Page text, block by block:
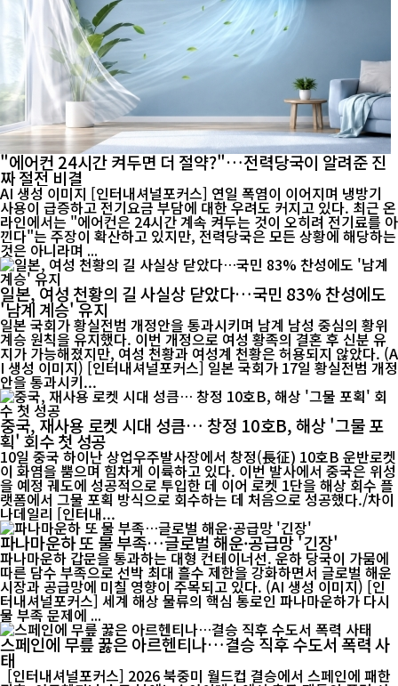
"에어컨 24시간 켜두면 더 절약?"…전력당국이 알려준 진
짜 절전 비결
AI 생성 이미지 [인터내셔널포커스] 연일 폭염이 이어지며 냉방기
사용이 급증하고 전기요금 부담에 대한 우려도 커지고 있다. 최근 온
라인에서는 "에어컨은 24시간 계속 켜두는 것이 오히려 전기료를 아
낀다"는 주장이 확산하고 있지만, 전력당국은 모든 상황에 해당하는
것은 아니라며 ...
일본, 여성 천황의 길 사실상 닫았다…국민 83% 찬성에도
'남계 계승' 유지
일본 국회가 황실전범 개정안을 통과시키며 남계 남성 중심의 황위
계승 원칙을 유지했다. 이번 개정으로 여성 황족의 결혼 후 신분 유
지가 가능해졌지만, 여성 천황과 여성계 천황은 허용되지 않았다. (A
I 생성 이미지) [인터내셔널포커스] 일본 국회가 17일 황실전범 개정
안을 통과시키...
중국, 재사용 로켓 시대 성큼… 창정 10호B, 해상 '그물 포
획' 회수 첫 성공
10일 중국 하이난 상업우주발사장에서 창정(長征) 10호B 운반로켓
이 화염을 뿜으며 힘차게 이륙하고 있다. 이번 발사에서 중국은 위성
을 예정 궤도에 성공적으로 투입한 데 이어 로켓 1단을 해상 회수 플
랫폼에서 그물 포획 방식으로 회수하는 데 처음으로 성공했다./차이
나데일리 [인터내...
파나마운하 또 물 부족…글로벌 해운·공급망 '긴장'
파나마운하 갑문을 통과하는 대형 컨테이너선. 운하 당국이 가뭄에
따른 담수 부족으로 선박 최대 흘수 제한을 강화하면서 글로벌 해운
시장과 공급망에 미칠 영향이 주목되고 있다. (AI 생성 이미지) [인
터내셔널포커스] 세계 해상 물류의 핵심 통로인 파나마운하가 다시
물 부족 문제에 ...
스페인에 무릎 꿇은 아르헨티나…결승 직후 수도서 폭력 사
태
[인터내셔널포커스] 2026 북중미 월드컵 결승에서 스페인에 패한